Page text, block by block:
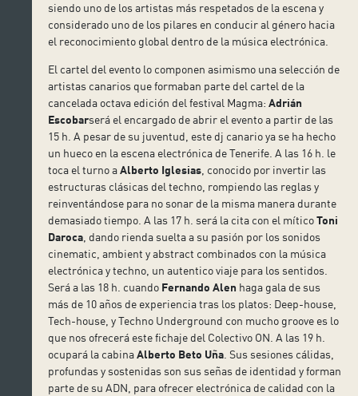
siendo uno de los artistas más respetados de la escena y
considerado uno de los pilares en conducir al género hacia
el reconocimiento global dentro de la música electrónica.
El cartel del evento lo componen asimismo una selección de
artistas canarios que formaban parte del cartel de la
cancelada octava edición del festival Magma:Adrián
Escobarserá el encargado de abrir el evento a partir de las
15 h. A pesar de su juventud, este dj canario ya se ha hecho
un hueco en la escena electrónica de Tenerife. A las 16 h. le
toca el turno aAlberto Iglesias , conocido por invertir las
estructuras clásicas del techno, rompiendo las reglas y
reinventándose para no sonar de la misma manera durante
demasiado tiempo. A las 17 h. será la cita con el míticoToni
Daroca , dando rienda suelta a su pasión por los sonidos
cinematic, ambient y abstract combinados con la música
electrónica y techno, un autentico viaje para los sentidos.
Será a las 18 h. cuando Fernando Alen haga gala de sus
más de 10 años de experiencia tras los platos: Deep-house,
Tech-house, y Techno Underground con mucho groove es lo
que nos ofrecerá este fichaje del Colectivo ON. A las 19 h.
ocupará la cabinaAlberto Beto Uña . Sus sesiones cálidas,
profundas y sostenidas son sus señas de identidad y forman
parte de su ADN, para ofrecer electrónica de calidad con la